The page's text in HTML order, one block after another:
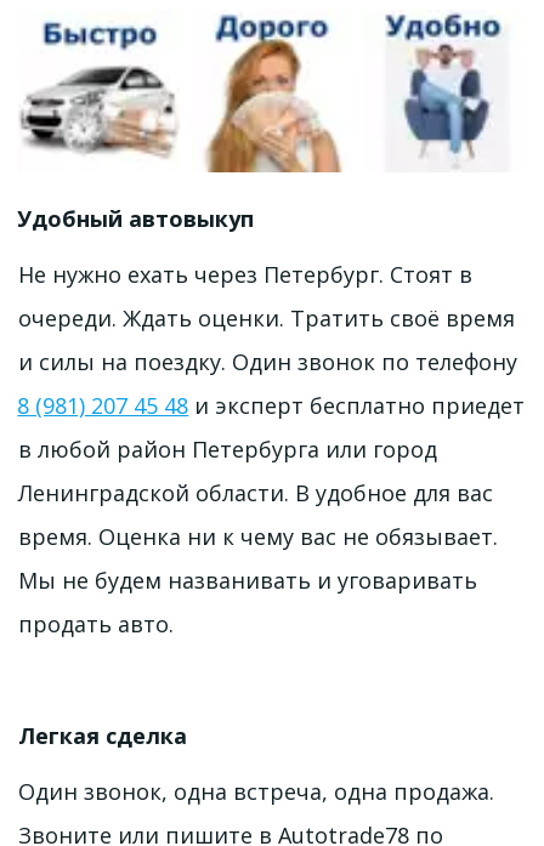
Удобный автовыкуп
Не нужно ехать через Петербург. Стоят в
очереди. Ждать оценки. Тратить своё время
8 (981) 207 45 48 и эксперт бесплатно приедет
в любой район Петербурга или город
Ленинградской области. В удобное для вас
время. Оценка ни к чему вас не обязывает.
Мы не будем названивать и уговаривать
продать авто.
Легкая сделка
Один звонок, одна встреча, одна продажа.
Звоните или пишите в Autotrade78 по